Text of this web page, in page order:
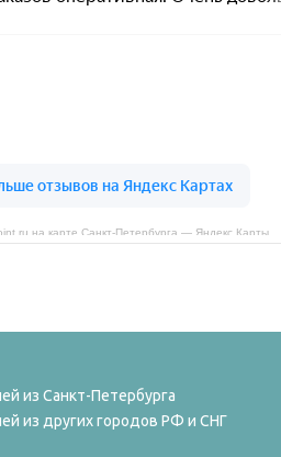
на карте Санкт‑Петербурга — Яндекс Карты
из Санкт-Петербурга
из других городов РФ и СНГ